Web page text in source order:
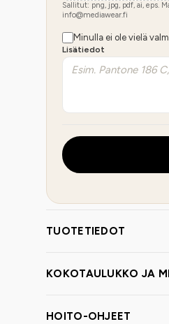
Sallitut: png, jpg, pdf, ai, eps.
info@mediawear.fi
Minulla ei ole vielä
Lisätiedot
TUOTETIEDOT
KOKOTAULUKKO JA
HOITO-OHJEET